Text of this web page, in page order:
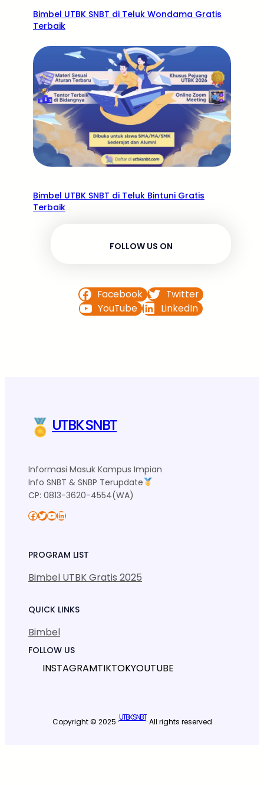
Bimbel UTBK SNBT di Teluk Wondama Gratis
Terbaik
Bimbel UTBK SNBT di Teluk Bintuni Gratis
Terbaik
FOLLOW US ON
Facebook
Twitter
YouTube
LinkedIn
UTBK SNBT
Informasi Masuk Kampus Impian
Info SNBT & SNBP Terupdate
CP: 0813-3620-4554(WA)
Facebook Twitter YouTube LinkedIn
PROGRAM LIST
Bimbel UTBK Gratis 2025
QUICK LINKS
Bimbel
FOLLOW US
INSTAGRAMTIKTOKYOUTUBE
Copyright © 2025 ·UTBK SNBT· All rights reserved